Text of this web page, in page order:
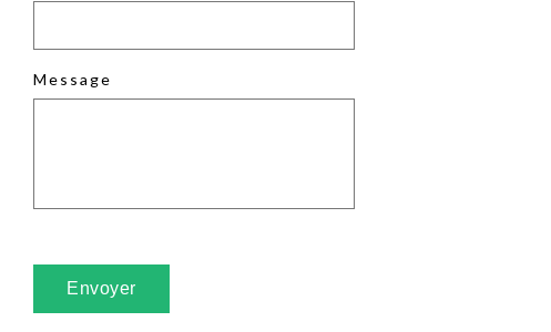
Message